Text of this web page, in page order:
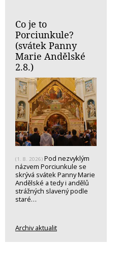
Co je to
Porciunkule?
(svátek Panny
Marie Andělské
2.8.)
(1. 8. 2026) Pod nezvyklým
názvem Porciunkule se
skrývá svátek Panny Marie
Andělské a tedy i andělů
strážných slavený podle
staré…
Archiv aktualit